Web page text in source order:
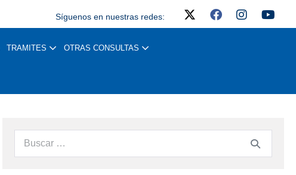
Síguenos en nuestras redes:
TRAMITES OTRAS CONSULTAS